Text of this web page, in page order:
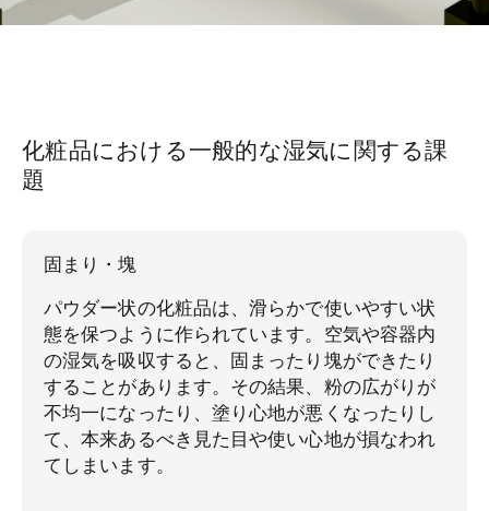
化粧品における一般的な湿気に関する課
題
固まり・塊
パウダー状の化粧品は、滑らかで使いやすい状
態を保つように作られています。空気や容器内
の湿気を吸収すると、固まったり塊ができたり
することがあります。その結果、粉の広がりが
不均一になったり、塗り心地が悪くなったりし
て、本来あるべき見た目や使い心地が損なわれ
てしまいます。